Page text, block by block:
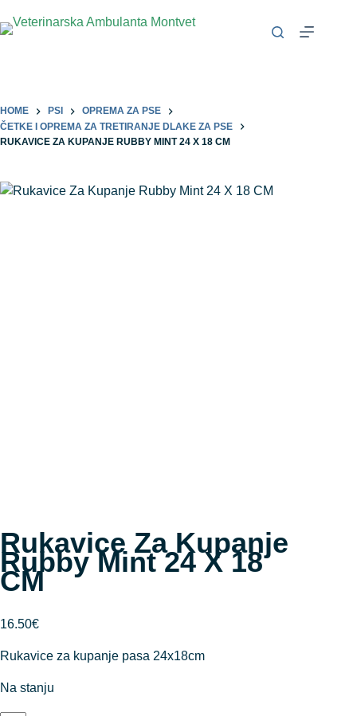
HOME PSI
OPREMA ZA PSE
ČETKE I OPREMA ZA TRETIRANJE DLAKE ZA PSE
RUKAVICE ZA KUPANJE RUBBY MINT 24 X 18 CM
Rukavice Za Kupanje
Rubby Mint 24 X 18
CM
16.50€
Rukavice za kupanje pasa 24x18cm
Na stanju